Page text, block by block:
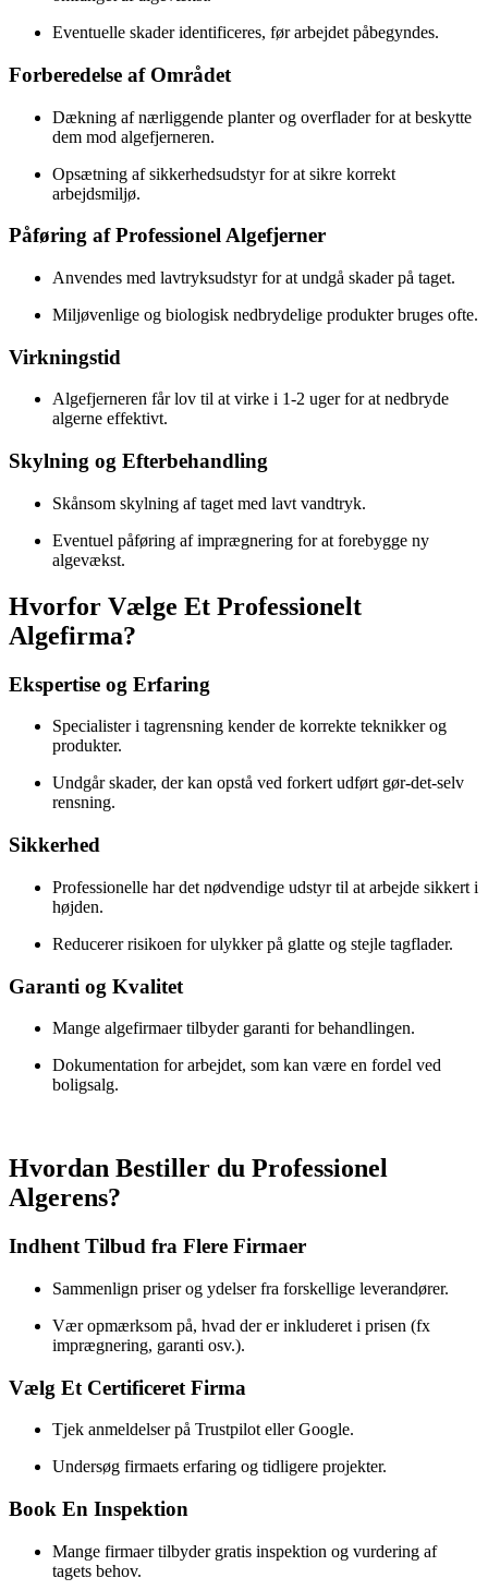
Eventuelle skader identificeres, før arbejdet påbegyndes.
Forberedelse af Området
Dækning af nærliggende planter og overflader for at beskytte
dem mod algefjerneren.
Opsætning af sikkerhedsudstyr for at sikre korrekt
arbejdsmiljø.
Påføring af Professionel Algefjerner
Anvendes med lavtryksudstyr for at undgå skader på taget.
Miljøvenlige og biologisk nedbrydelige produkter bruges ofte.
Virkningstid
Algefjerneren får lov til at virke i 1-2 uger for at nedbryde
algerne effektivt.
Skylning og Efterbehandling
Skånsom skylning af taget med lavt vandtryk.
Eventuel påføring af imprægnering for at forebygge ny
algevækst.
Hvorfor Vælge Et Professionelt
Algefirma?
Ekspertise og Erfaring
Specialister i tagrensning kender de korrekte teknikker og
produkter.
Undgår skader, der kan opstå ved forkert udført gør-det-selv
rensning.
Sikkerhed
Professionelle har det nødvendige udstyr til at arbejde sikkert i
højden.
Reducerer risikoen for ulykker på glatte og stejle tagflader.
Garanti og Kvalitet
Mange algefirmaer tilbyder garanti for behandlingen.
Dokumentation for arbejdet, som kan være en fordel ved
boligsalg.
Hvordan Bestiller du Professionel
Algerens?
Indhent Tilbud fra Flere Firmaer
Sammenlign priser og ydelser fra forskellige leverandører.
Vær opmærksom på, hvad der er inkluderet i prisen (fx
imprægnering, garanti osv.).
Vælg Et Certificeret Firma
Tjek anmeldelser på Trustpilot eller Google.
Undersøg firmaets erfaring og tidligere projekter.
Book En Inspektion
Mange firmaer tilbyder gratis inspektion og vurdering af
tagets behov.